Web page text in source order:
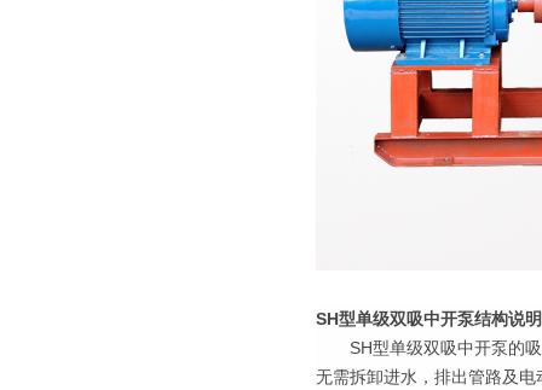
SH型单级双吸中开泵结构说
SH型单级双吸中开泵的吸
无需拆卸进水，排出管路及